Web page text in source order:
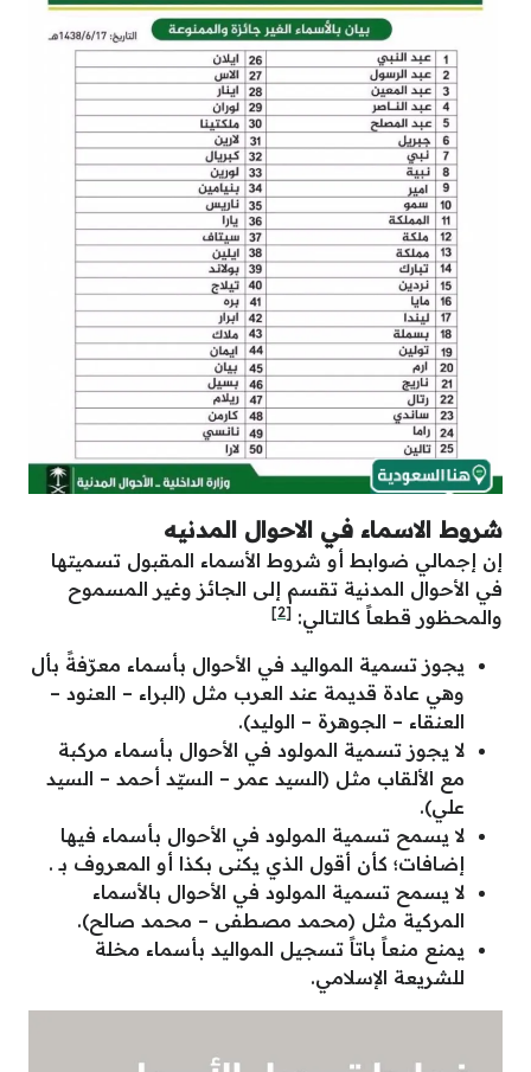
شروط الاسماء في الاحوال المدنيه
إن إجمالي ضوابط أو شروط الأسماء المقبول تسميتها
في الأحوال المدنية تقسم إلى الجائز وغير المسموح
والمحظور قطعاً كالتالي: [2]
يجوز تسمية المواليد في الأحوال بأسماء معرّفةً بأل
وهي عادة قديمة عند العرب مثل (البراء – العنود –
العنقاء – الجوهرة – الوليد).
لا يجوز تسمية المولود في الأحوال بأسماء مركبة
مع الألقاب مثل (السيد عمر – السيّد أحمد – السيد
علي).
لا يسمح تسمية المولود في الأحوال بأسماء فيها
إضافات؛ كأن أقول الذي يكنى بكذا أو المعروف بـ .
لا يسمح تسمية المولود في الأحوال بالأسماء
المركية مثل (محمد مصطفى – محمد صالح).
يمنع منعاً باتاً تسجيل المواليد بأسماء مخلة
للشريعة الإسلامي.